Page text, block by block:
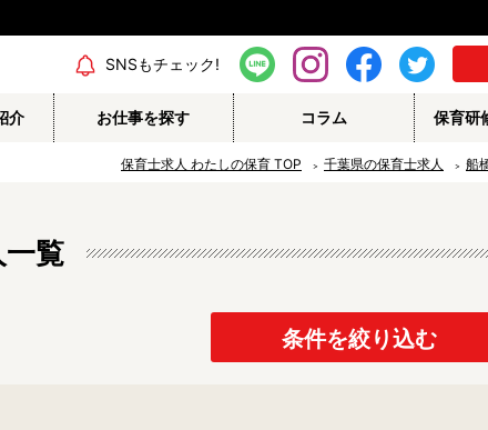
SNSもチェック!
介 お仕事を探す コラム 保育研
保育士求人 わたしの保育 TOP 千葉県の保育士求人 船
覧
条件を絞り込む
エリア情報
保育補助
幼稚園教諭
その他